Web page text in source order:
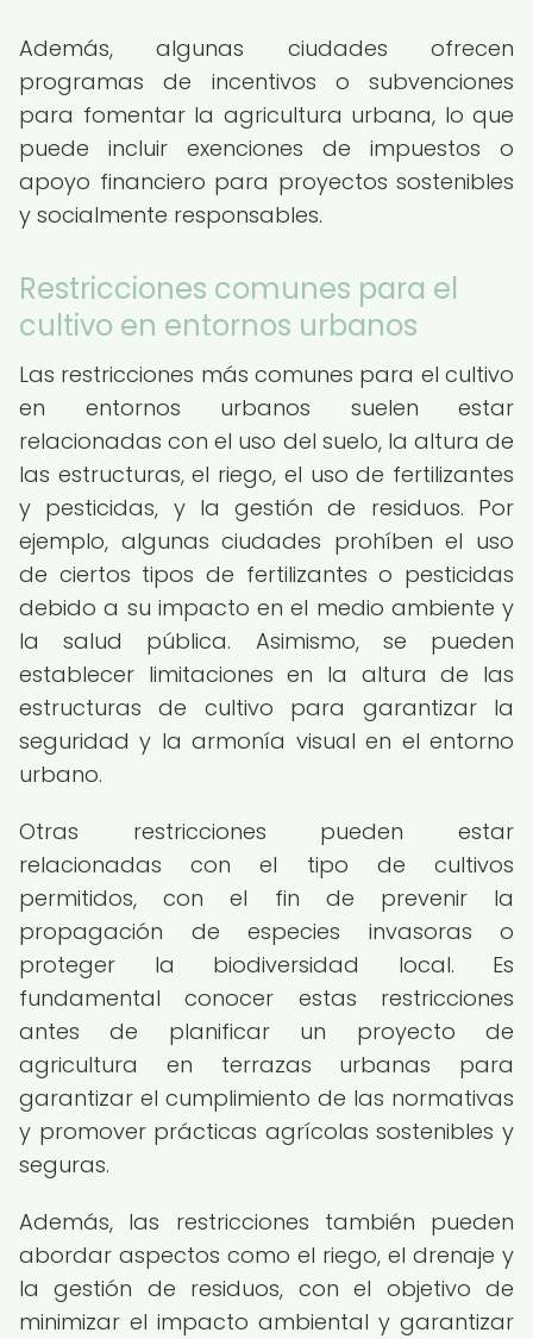
Además, algunas ciudades ofrecen
programas de incentivos o subvenciones
para fomentar la agricultura urbana, lo que
puede incluir exenciones de impuestos o
apoyo financiero para proyectos sostenibles
y socialmente responsables.
Restricciones comunes para el
cultivo en entornos urbanos
Las restricciones más comunes para el cultivo
en entornos urbanos suelen estar
relacionadas con el uso del suelo, la altura de
las estructuras, el riego, el uso de fertilizantes
y pesticidas, y la gestión de residuos. Por
ejemplo, algunas ciudades prohíben el uso
de ciertos tipos de fertilizantes o pesticidas
debido a su impacto en el medio ambiente y
la salud pública. Asimismo, se pueden
establecer limitaciones en la altura de las
estructuras de cultivo para garantizar la
seguridad y la armonía visual en el entorno
urbano.
Otras restricciones pueden estar
relacionadas con el tipo de cultivos
permitidos, con el fin de prevenir la
propagación de especies invasoras o
proteger la biodiversidad local. Es
fundamental conocer estas restricciones
antes de planificar un proyecto de
agricultura en terrazas urbanas para
garantizar el cumplimiento de las normativas
y promover prácticas agrícolas sostenibles y
seguras.
Además, las restricciones también pueden
abordar aspectos como el riego, el drenaje y
la gestión de residuos, con el objetivo de
minimizar el impacto ambiental y garantizar